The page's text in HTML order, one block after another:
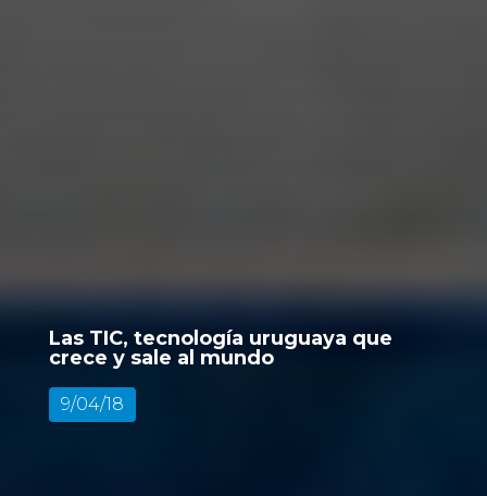
Las TIC, tecnología uruguaya que
crece y sale al mundo
9/04/18